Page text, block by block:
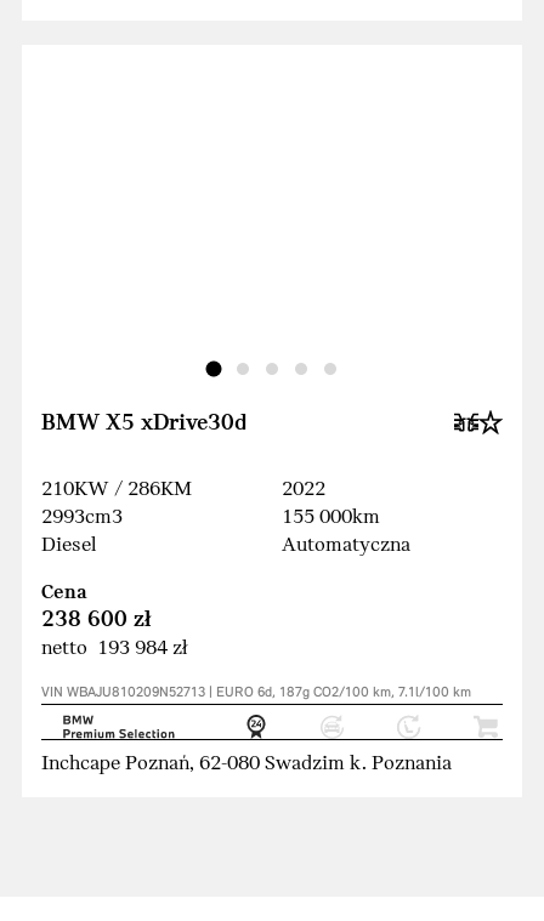
BMW X5 xDrive30d
210KW / 286KM
2993cm3
Diesel
2022
155 000km
Automatyczna
Cena
238 600 zł
netto 193 984 zł
VIN WBAJU810209N52713 | EURO 6d, 187g CO2/100 km, 7.1l/100 km
Inchcape Poznań, 62-080 Swadzim k. Poznania